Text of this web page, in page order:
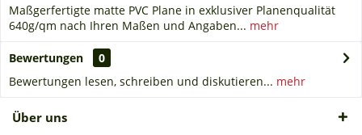
Maßgerfertigte matte PVC Plane in exklusiver Planenqualität
640g/qm nach Ihren Maßen und Angaben... mehr
Bewertungen
0
Bewertungen lesen, schreiben und diskutieren... mehr
Über uns